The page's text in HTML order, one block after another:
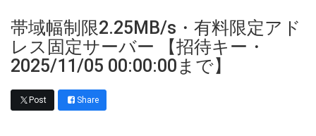
帯域幅制限2.25MB/s・有料限定アド
レス固定サーバー 【招待キー・
2025/11/05 00:00:00まで】
Post Share